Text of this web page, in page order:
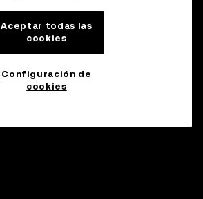
Aceptar todas las
cookies
Configuración de
cookies